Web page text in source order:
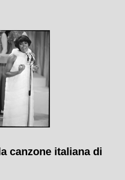
canzone italiana di